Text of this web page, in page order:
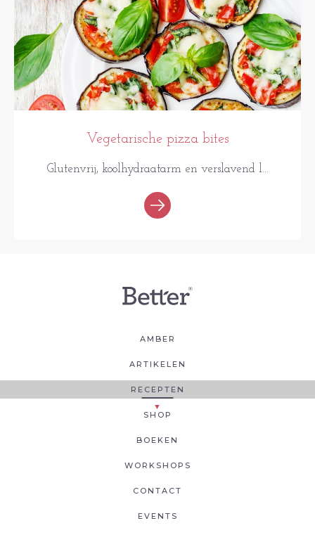
Vegetarische pizza bites
Glutenvrij, koolhydraatarm en verslavend l...
AMBER
ARTIKELEN
RECEPTEN
SHOP
BOEKEN
WORKSHOPS
CONTACT
EVENTS